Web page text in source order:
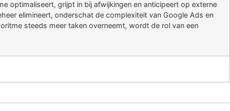
optimaliseert, grijpt in bij afwijkingen en anticipeert op externe
elimineert, onderschat de complexiteit van Google Ads en
steeds meer taken overneemt, wordt de rol van een